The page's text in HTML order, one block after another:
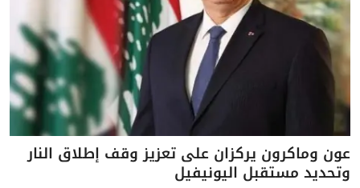
عون وماكرون يركزان على تعزيز وقف إطلاق النار
وتحديد مستقبل اليونيفيل